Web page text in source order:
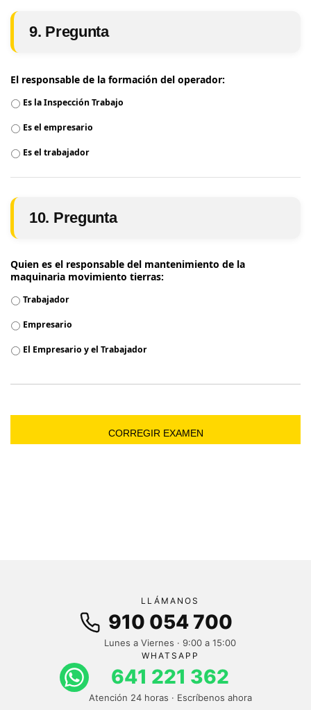
9. Pregunta
El responsable de la formación del operador:
Es la Inspección Trabajo
Es el empresario
Es el trabajador
10. Pregunta
Quien es el responsable del mantenimiento de la
maquinaria movimiento tierras:
Trabajador
Empresario
El Empresario y el Trabajador
LLÁMANOS
910 054 700
Lunes a Viernes · 9:00 a 15:00
WHATSAPP
641 221 362
Atención 24 horas · Escríbenos ahora